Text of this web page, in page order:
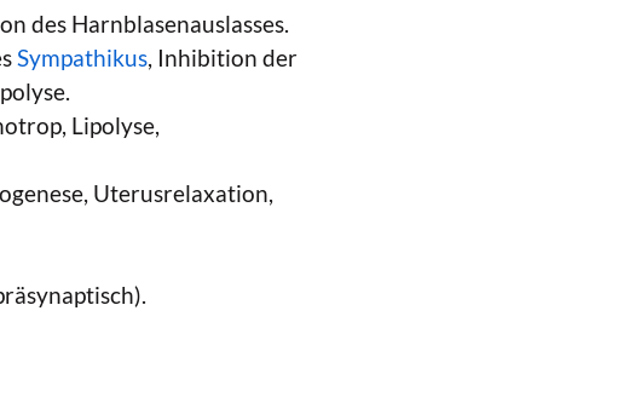
des Harnblasenauslasses.
Sympathikus , Inhibition der
Lipolyse,
Uterusrelaxation,